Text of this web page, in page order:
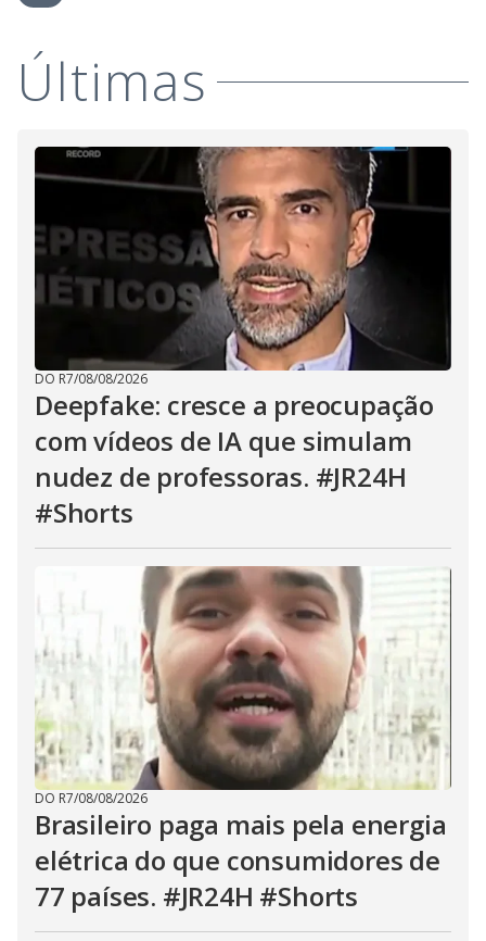
Últimas
DO R7/08/08/2026
Deepfake: cresce a preocupação
com vídeos de IA que simulam
nudez de professoras. #JR24H
#Shorts
DO R7/08/08/2026
Brasileiro paga mais pela energia
elétrica do que consumidores de
77 países. #JR24H #Shorts